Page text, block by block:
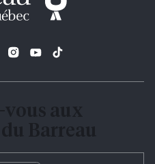
Suivez le Barreau